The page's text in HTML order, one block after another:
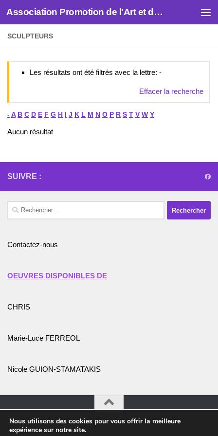
Skip to content Association Promotion de l'Art et des Artistes
SCULPTEURS
Les résultats ont été filtrés avec la lettre: -
Effacer la recherche
- A B C D E F G H I J K L M N O P R S T V W Y
Aucun résultat
SUIVRE :
Rechercher :
Contactez-nous
OEUVRES DISPONIBLES DE
CHRIS
Marie-Luce FERREOL
Nicole GUION-STAMATAKIS
Association Promotion de l'Art et des Artistes © 2026. Tous
Nous utilisons des cookies pour vous offrir la meilleure
expérience sur notre site.